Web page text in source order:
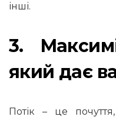
інші.
3.
який дає
Потік – це